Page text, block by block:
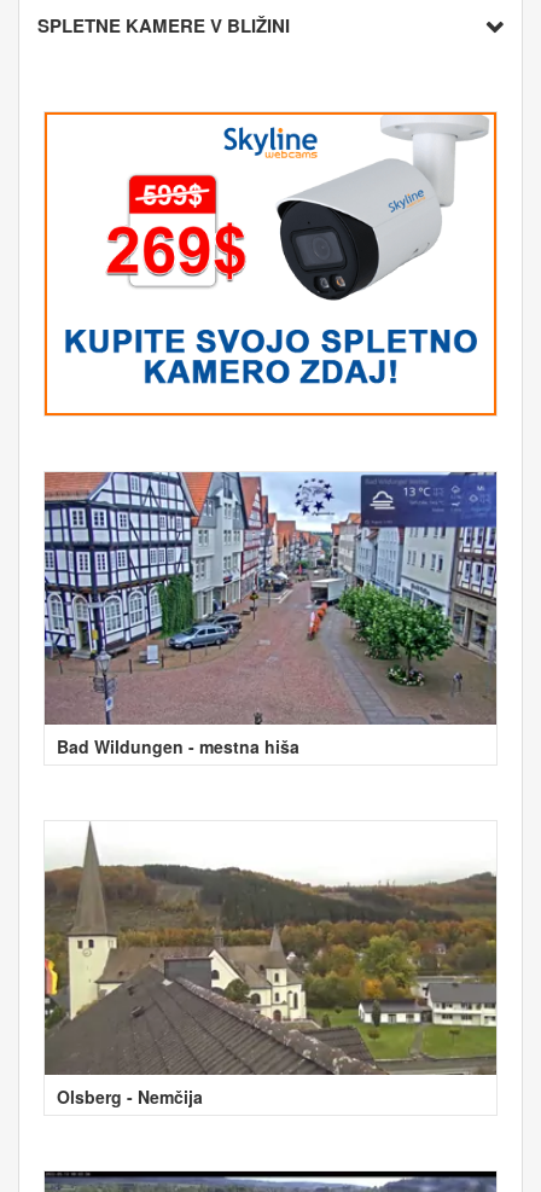
SPLETNE KAMERE V BLIŽINI
Bad Wildungen - mestna hiša
Olsberg - Nemčija